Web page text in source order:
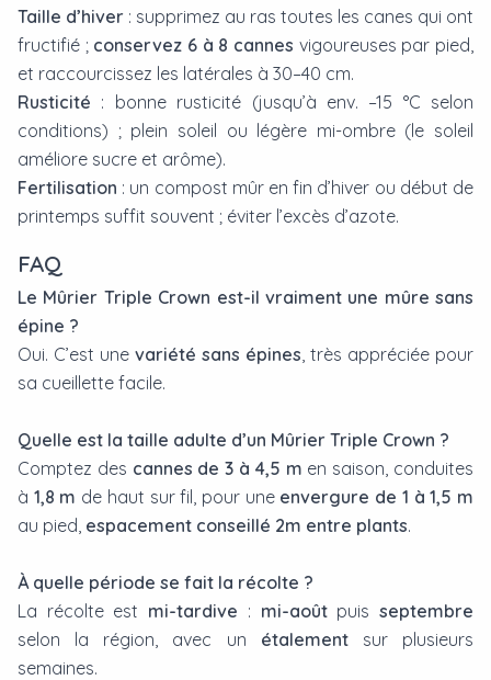
Taille d’hiver : supprimez au ras toutes les canes qui ont
fructifié ; conservez 6 à 8 cannes vigoureuses par pied,
et raccourcissez les latérales à 30–40 cm.
Rusticité : bonne rusticité (jusqu’à env. –15 °C selon
conditions) ; plein soleil ou légère mi-ombre (le soleil
améliore sucre et arôme).
Fertilisation : un compost mûr en fin d’hiver ou début de
printemps suffit souvent ; éviter l’excès d’azote.
FAQ
Le Mûrier Triple Crown est-il vraiment une mûre sans
épine ?
Oui. C’est une variété sans épines , très appréciée pour
sa cueillette facile.
Quelle est la taille adulte d’un Mûrier Triple Crown ?
Comptez des cannes de 3 à 4,5 m en saison, conduites
à 1,8 m de haut sur fil, pour une envergure de 1 à 1,5 m
au pied, espacement conseillé 2m entre plants.
À quelle période se fait la récolte ?
La récolte est mi-tardive : mi-aoûtpuisseptembre
selon la région, avec un étalementsur plusieurs
semaines.